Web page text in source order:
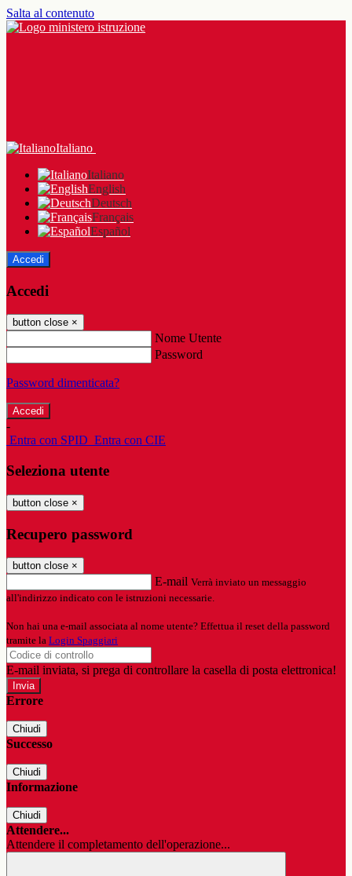
Salta al contenuto
Italiano
Italiano
English
Deutsch
Français
Español
Accedi
Accedi
button close ×
Nome Utente
Password
Password dimenticata?
-
Entra con SPID Entra con CIE
Seleziona utente
button close ×
Recupero password
button close ×
E-mail Verrà inviato un messaggio
all'indirizzo indicato con le istruzioni necessarie.
Non hai una e-mail associata al nome utente? Effettua il reset della password
tramite la Login Spaggiari
E-mail inviata, si prega di controllare la casella di posta elettronica!
Errore
Chiudi
Successo
Chiudi
Informazione
Chiudi
Attendere...
Attendere il completamento dell'operazione...